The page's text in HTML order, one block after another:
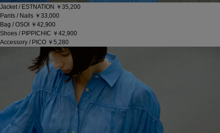
Jacket / ESTNATION ￥35,200
Pants / Nails ￥33,000
Bag / OSOI ￥42,900
Shoes / PIPPICHIC ￥42,900
Accessory / PICO ￥5,280